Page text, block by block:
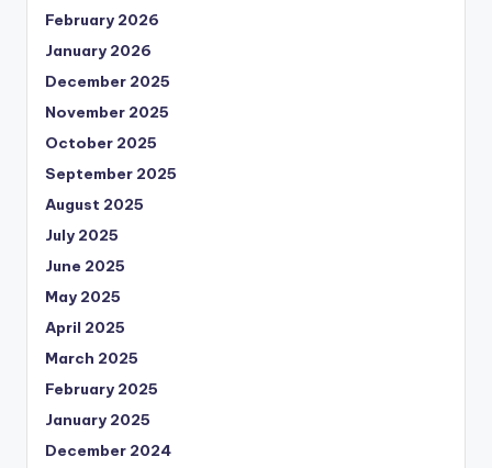
February 2026
January 2026
December 2025
November 2025
October 2025
September 2025
August 2025
July 2025
June 2025
May 2025
April 2025
March 2025
February 2025
January 2025
December 2024